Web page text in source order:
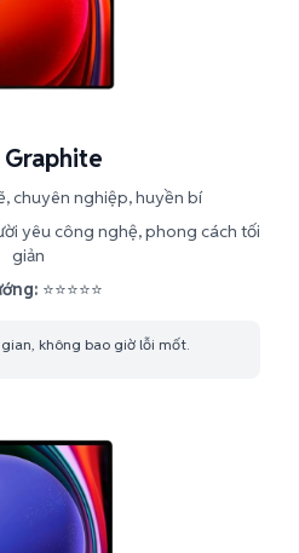
chuyên nghiệp, huyền bí
yêu công nghệ, phong cách tối
giản
⭐⭐⭐⭐⭐
không bao giờ lỗi mốt.